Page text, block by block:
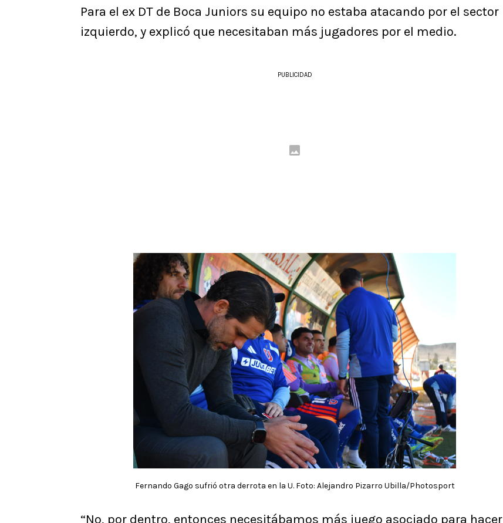
Para el ex DT de Boca Juniors su equipo no estaba atacando por el sector
izquierdo, y explicó que necesitaban más jugadores por el medio.
PUBLICIDAD
Fernando Gago sufrió otra derrota en la U. Foto: Alejandro Pizarro Ubilla/Photosport
“No, por dentro, entonces necesitábamos más juego asociado para hacer